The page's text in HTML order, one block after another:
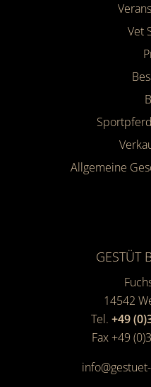
Vet
Allgemeine
GESTÜT
14542
Tel. +49
Fax +49